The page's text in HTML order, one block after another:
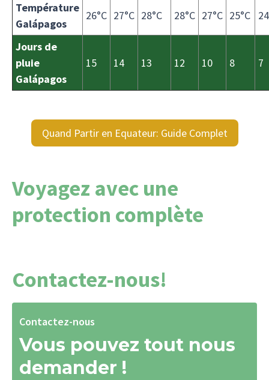
Température
Galápagos
26°C 27°C 28°C 28°C 27°C 25°C
Jours de
pluie
Galápagos
15 14 13 12 10 8 7
Quand Partir en Equateur: Guide Complet
Voyagez avec une
protection complète
Contactez-nous!
Contactez-nous
Vous pouvez tout nous
demander !